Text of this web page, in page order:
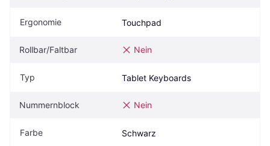
Ergonomie Touchpad
Rollbar/Faltbar Nein
Typ Tablet Keyboards
Nummernblock Nein
Farbe Schwarz